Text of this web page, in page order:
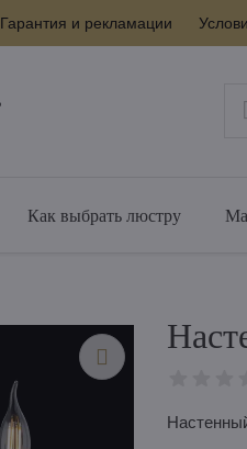
Гарантия и рекламации
Как выбрать люстру